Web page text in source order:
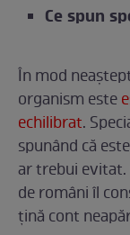
Ce spun
În mod
organism este
echilibrat.
spunând că
ar trebui evitat.
de români îl
țină cont